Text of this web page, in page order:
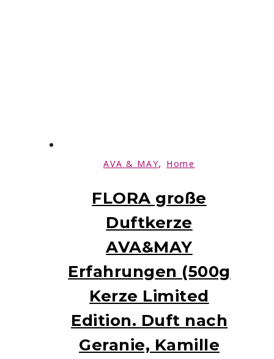
AVA & MAY, Home
FLORA große
Duftkerze
AVA&MAY
Erfahrungen (500g
Kerze Limited
Edition. Duft nach
Geranie, Kamille